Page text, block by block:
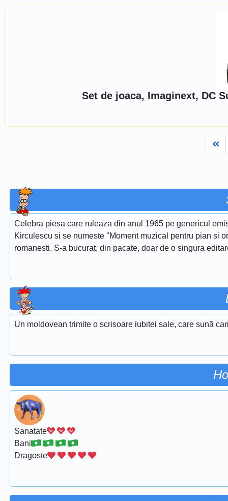
Set de joaca, Imaginext, DC
Celebra piesa care ruleaza din anul 1965 pe genericul
Kirculescu si se numeste ''Moment muzical pentru pian si
romanesti. S-a bucurat, din pacate, doar de o singura
Un moldovean trimite o scrisoare iubitei sale, care sună
Sanatate
Bani
Dragoste